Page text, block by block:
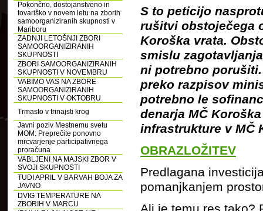
Pokončno, dostojanstveno in
tovariško v novem letu na zborih
samoorganiziranih skupnosti v
Mariboru
ZADNJI LETOŠNJI ZBORI
SAMOORGANIZIRANIH
SKUPNOSTI
ZBORI SAMOORGANIZIRANIH
SKUPNOSTI V NOVEMBRU
VABIMO VAS NA ZBORE
SAMOORGANIZIRANIH
SKUPNOSTI V OKTOBRU
Trmasto v trinajsti krog
Javni poziv Mestnemu svetu
MOM: Preprečite ponovno
mrcvarjenje participativnega
proračuna
VABLJENI NA MAJSKI ZBOR V
SVOJI SKUPNOSTI
TUDI APRIL V BARVAH BOJA ZA
JAVNO
DVIG TEMPERATURE NA
ZBORIH V MARCU
S to peticijo
rušitvi obstoječega
Koroška vrata.
smislu
ni potrebno
preko razpisov
potrebno le
denarja MČ
infrastrukture v MČ
OBRAZLOŽITEV
Predlagana
pomanjkanjem